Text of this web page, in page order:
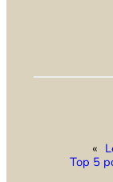
«
Top 5